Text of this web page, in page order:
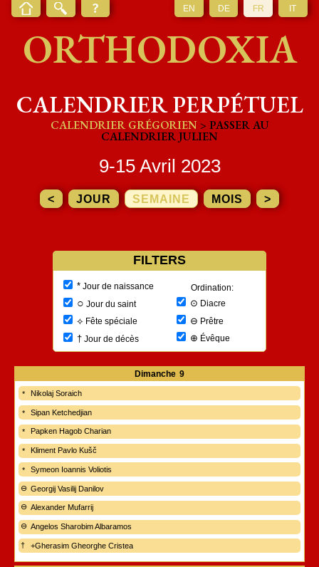
EN DE FR IT
ORTHODOXIA
CALENDRIER PERPÉTUEL
CALENDRIER GRÉGORIEN > PASSER AU
CALENDRIER JULIEN
9-15 Avril 2023
< JOUR SEMAINE MOIS >
FILTERS
*Jour de naissance
○ Jour du saint
⟡ Fête spéciale
†Jour de décès
Ordination:
⊙ Diacre
⊖ Prêtre
⊕ Évêque
Dimanche 9
Nikolaj Soraich
Sipan Ketchedjian
Papken Hagob Charian
Kliment Pavlo Kušč
Symeon Ioannis Voliotis
Georgij Vasilij Danilov
Alexander Mufarrij
Angelos Sharobim Albaramos
+Gherasim Gheorghe Cristea